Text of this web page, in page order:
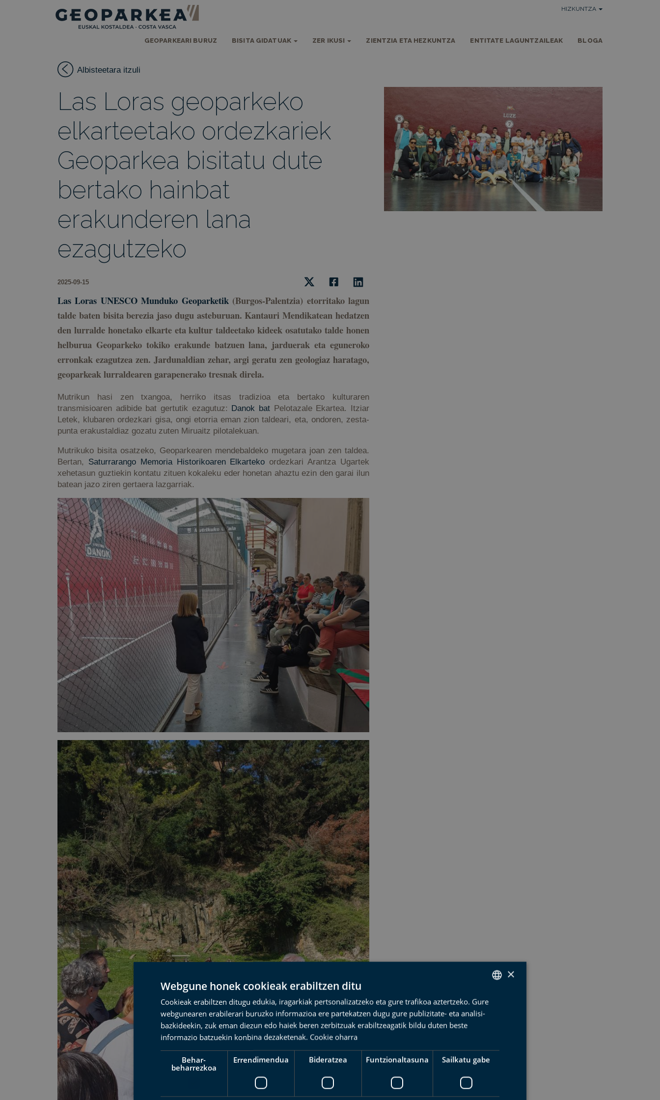
HIZKUNTZA
GEOPARKEARI BURUZ BISITA GIDATUAK ZER IKUSI ZIENTZIA ETA HEZKUNTZA ENTITATE LAGUNTZAILEAK BLOGA
Albisteetara itzuli
Las Loras geoparkeko
elkarteetako ordezkariek
Geoparkea bisitatu dute
bertako hainbat
erakunderen lana
ezagutzeko
2025-09-15
Las Loras UNESCO Munduko Geoparketik (Burgos-Palentzia) etorritako lagun
talde baten bisita berezia jaso dugu asteburuan. Kantauri Mendikatean hedatzen
den lurralde honetako elkarte eta kultur taldeetako kideek osatutako talde honen
helburua Geoparkeko tokiko erakunde batzuen lana, jarduerak eta eguneroko
erronkak ezagutzea zen. Jardunaldian zehar, argi geratu zen geologiaz haratago,
geoparkeak lurraldearen garapenerako tresnak direla.
Mutrikun hasi zen txangoa, herriko itsas tradizioa eta bertako kulturaren
transmisioaren adibide bat gertutik ezagutuz: Danok bat Pelotazale Ekartea. Itziar
Letek, klubaren ordezkari gisa, ongi etorria eman zion taldeari, eta, ondoren, zesta-
punta erakustaldiaz gozatu zuten Miruaitz pilotalekuan.
Mutrikuko bisita osatzeko, Geoparkearen mendebaldeko mugetara joan zen taldea.
Bertan, Saturrarango Memoria Historikoaren Elkarteko ordezkari Arantza Ugartek
xehetasun guztiekin kontatu zituen kokaleku eder honetan ahaztu ezin den garai ilun
batean jazo ziren gertaera lazgarriak.
SPANISH
BASQUE
FRENCH
×
Webgune honek cookieak erabiltzen ditu
Cookieak erabiltzen ditugu edukia, iragarkiak pertsonalizatzeko eta gure trafikoa aztertzeko. Gure
webgunearen erabilerari buruzko informazioa ere partekatzen dugu gure publizitate- eta analisi-
bazkideekin, zuk eman diezun edo haiek beren zerbitzuak erabiltzeagatik bildu duten beste
informazio batzuekin konbina dezaketenak. Cookie oharra
Behar-
beharrezkoa
Errendimendua Bideratzea Funtzionaltasuna Sailkatu gabe